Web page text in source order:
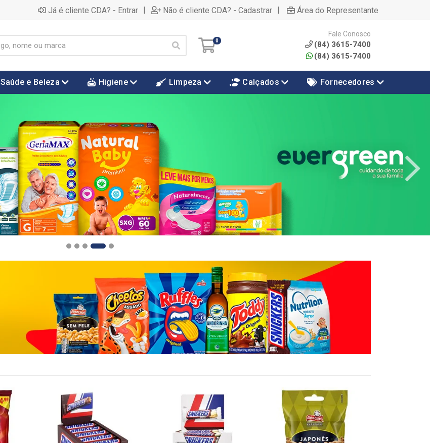
Já é cliente CDA? - Entrar | Não é cliente CDA? - Cadastrar | Área do Representante
0
Fale Conosco
(84) 3615-7400
(84) 3615-7400
Saúde e Beleza Higiene Limpeza Calçados Fornecedores